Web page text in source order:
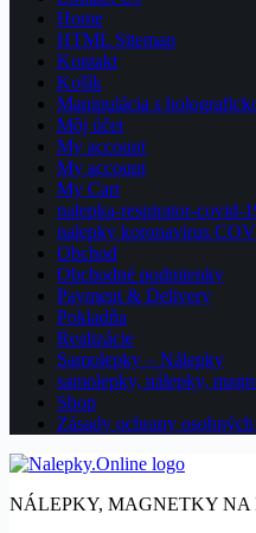
Home
HTML Sitemap
Kontakt
Košík
Manipulácia s
Môj účet
My account
My account
My Cart
nalepka-respirator-covid-
nalepky koronavirus
Obchod
Obchodné podmienky
Payment & Delivery
Pokladňa
Realizácie
Samolepky – Nálepky
samolepky, nálepky,
Shop
Zásady ochrany
NÁLEPKY, MAGNETKY NA